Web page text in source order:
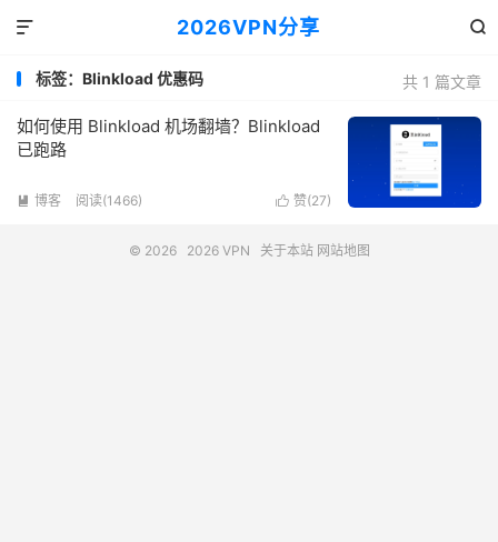
2026VPN分享 

共 1 篇文章
标签：Blinkload 优惠码
如何使用 Blinkload 机场翻墙？Blinkload
已跑路
 赞(27)
 博客 阅读(1466)
© 2026 2026 VPN 关于本站 网站地图